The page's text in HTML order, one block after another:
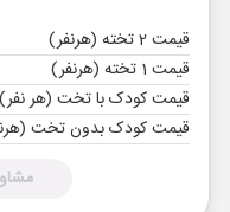
قیمت 2 تخته (هرنفر)
قیمت 1 تخته (هرنفر)
قیمت کودک با تخت (هر نفر)
قیمت کودک بدون تخت